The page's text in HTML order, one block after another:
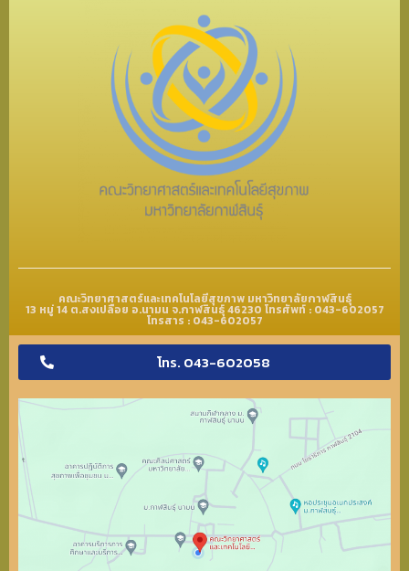
คณะวิทยาศาสตร์และเทคโนโลยีสุขภาพ มหาวิทยาลัยกาฬสินธุ์
13 หมู่ 14 ต.สงเปลือย อ.นามน จ.กาฬสินธุ์ 46230 โทรศัพท์ : 043-602057
โทรสาร : 043-602057
โทร. 043-602058